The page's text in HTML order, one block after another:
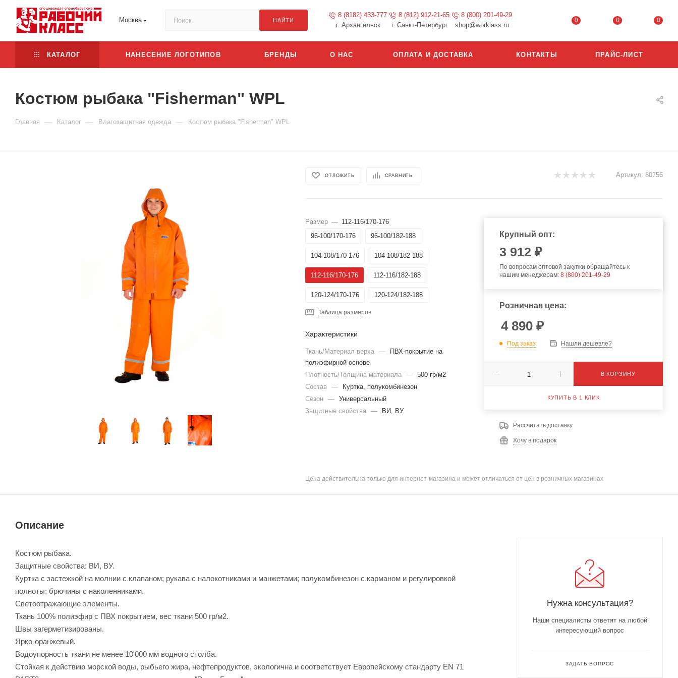
Москва НАЙТИ
8 (8182) 433-777
г. Архангельск
8 (812) 912-21-65
г. Санкт-Петербург
8 (800) 201-49-29
shop@worklass.ru
0 0 0
КАТАЛОГ НАНЕСЕНИЕ ЛОГОТИПОВ БРЕНДЫ О НАС ОПЛАТА И ДОСТАВКА КОНТАКТЫ ПРАЙС-ЛИСТ
Костюм рыбака "Fisherman" WPL
Главная — Каталог — Влагозащитная одежда — Костюм рыбака "Fisherman" WPL
ОТЛОЖИТЬ СРАВНИТЬ Артикул: 80756
Размер — 112-116/170-176
96-100/170-176
96-100/182-188
104-108/170-176 104-108/182-188
112-116/170-176 112-116/182-188
120-124/170-176 120-124/182-188
Таблица размеров
Характеристики
Ткань/Материал верха —
ПВХ-покрытие на
полиэфирной основе
Плотность/Толщина материала
—
500 гр/м2
Состав
—
Куртка, полукомбинезон
Сезон
—
Универсальный
Защитные свойства
— ВИ, ВУ
Крупный опт:
3 912 ₽
По вопросам оптовой закупки обращайтесь к
нашим менеджерам: 8 (800) 201-49-29
Розничная цена:
4 890₽
Под заказ Нашли дешевле?
В КОРЗИНУ
КУПИТЬ В 1 КЛИК
Рассчитать доставку
Хочу в подарок
Цена действительна только для интернет-магазина и может отличаться от цен в розничных магазинах
Описание
Костюм рыбака.
Защитные свойства: ВИ, ВУ.
Куртка с застежкой на молнии с клапаном; рукава с налокотниками и манжетами; полукомбинезон с карманом и регулировкой
полноты; брючины с наколенниками.
Светоотражающие элементы.
Ткань 100% полиэфир с ПВХ покрытием, вес ткани 500 гр/м2.
Швы загерметизированы.
Ярко-оранжевый.
Водоупорность ткани не менее 10'000 мм водного столба.
Cтойкая к действию морской воды, рыбьего жира, нефтепродуктов, экологична и соответствует Европейскому стандарту EN 71
Нужна консультация?
Наши специалисты ответят на любой
интересующий вопрос
ЗАДАТЬ ВОПРОС